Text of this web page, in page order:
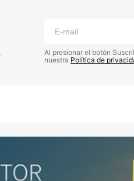
Al presionar el botón
nuestra Política de